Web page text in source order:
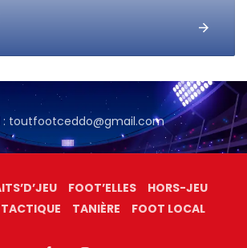
: toutfootceddo@gmail.com
FOOT’ELLES
HORS-JEU
TACTIQUE TANIÈRE FOOT LOCAL